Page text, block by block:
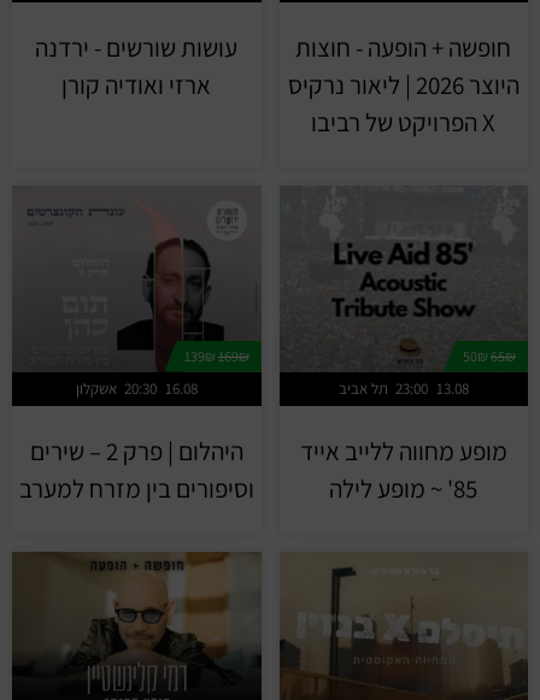
חופשה + הופעה - חוצות
היוצר 2026 | ליאור נרקיס
X הפרויקט של רביבו
עושות שורשים - ירדנה
ארזי ואודיה קורן
65₪
תל אביב 23:00 13.08
מופע מחווה ללייב אייד
85' ~ מופע לילה
169₪
139₪
אשקלון 20:30 16.08
היהלום | פרק 2 – שירים
וסיפורים בין מזרח למערב